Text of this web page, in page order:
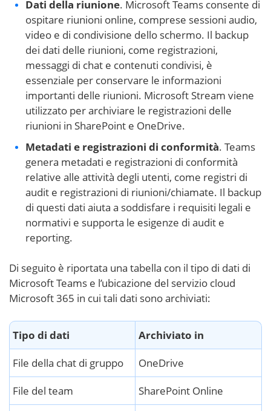
Dati della riunione. Microsoft Teams consente di
ospitare riunioni online, comprese sessioni audio,
video e di condivisione dello schermo. Il backup
dei dati delle riunioni, come registrazioni,
messaggi di chat e contenuti condivisi, è
essenziale per conservare le informazioni
importanti delle riunioni. Microsoft Stream viene
utilizzato per archiviare le registrazioni delle
riunioni in SharePoint e OneDrive.
Metadati e registrazioni di conformità. Teams
genera metadati e registrazioni di conformità
relative alle attività degli utenti, come registri di
audit e registrazioni di riunioni/chiamate. Il backup
di questi dati aiuta a soddisfare i requisiti legali e
normativi e supporta le esigenze di audit e
reporting.
Di seguito è riportata una tabella con il tipo di dati di
Microsoft Teams e l’ubicazione del servizio cloud
Microsoft 365 in cui tali dati sono archiviati:
Tipo di dati
Archiviato in
File della chat di gruppo
OneDrive
File del team
SharePoint Online